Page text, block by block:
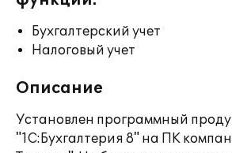
Бухгалтерский учет
Налоговый учет
Описание
Установлен программный
"1С:Бухгалтерия 8" на ПК